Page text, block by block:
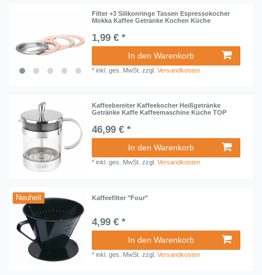
Filter +3 Silikonringe Tassen Espressokocher
Mokka Kaffee Getränke Kochen Küche
1,99 € *
In den Warenkorb
*inkl. ges. MwSt. zzgl.Versandkosten
Kaffeebereiter Kaffeekocher Heißgetränke
Getränke Kaffe Kaffeemaschine Küche TOP
46,99 € *
In den Warenkorb
*inkl. ges. MwSt. zzgl.Versandkosten
Neuheit Kaffeefilter "Four"
4,99 € *
In den Warenkorb
*inkl. ges. MwSt. zzgl.Versandkosten